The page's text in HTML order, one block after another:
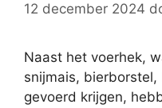
12 december 2024
Naast het voerhek,
snijmais,
gevoerd krijgen,